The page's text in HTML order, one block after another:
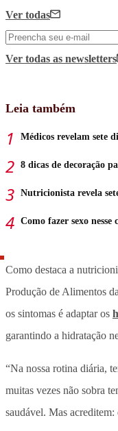
Ver todas
Ver todas as newsletters
Leia também
Médicos revelam sete
8 dicas de decoração
Nutricionista revela
Como fazer sexo
Como destaca a
Produção de Alimentos
os sintomas é adaptar os
garantindo a hidratação
“Na nossa rotina diária,
muitas vezes não sobra
saudável. Mas